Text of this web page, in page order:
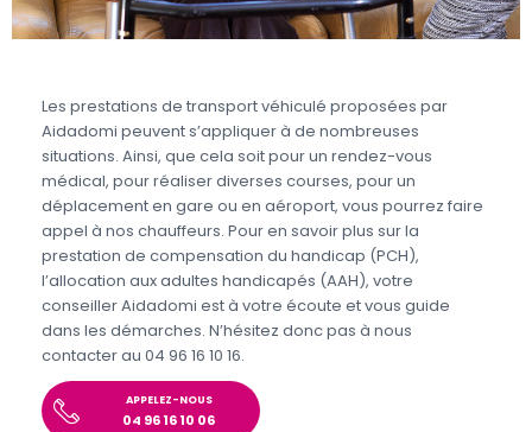
Les prestations de transport véhiculé proposées par
Aidadomi peuvent s’appliquer à de nombreuses
situations. Ainsi, que cela soit pour un rendez-vous
médical, pour réaliser diverses courses, pour un
déplacement en gare ou en aéroport, vous pourrez faire
appel à nos chauffeurs. Pour en savoir plus sur la
prestation de compensation du handicap (PCH),
l’allocation aux adultes handicapés (AAH), votre
conseiller Aidadomi est à votre écoute et vous guide
dans les démarches. N’hésitez donc pas à nous
contacter au 04 96 16 10 16.
APPELEZ-NOUS
04 96 16 10 06